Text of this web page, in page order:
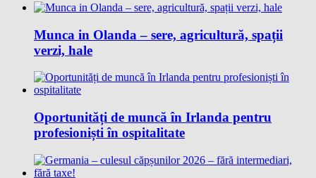
Munca in Olanda – sere, agricultură, spații
verzi, hale
Oportunități de muncă în Irlanda pentru
profesioniști în ospitalitate